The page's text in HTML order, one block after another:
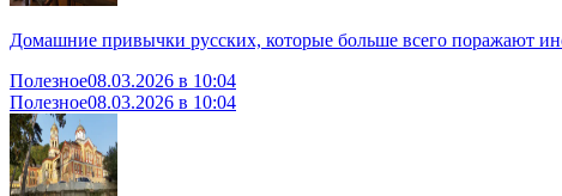
Домашние привычки русских, которые больше всего поражают
Полезное08.03.2026 в 10:04
Полезное08.03.2026 в 10:04